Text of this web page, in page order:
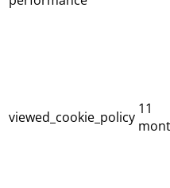
viewed_cookie_policy 11